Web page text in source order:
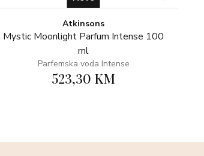
Atkinsons
Mystic Moonlight Parfum Intense 100
ml
Parfemska voda Intense
523,30 KM